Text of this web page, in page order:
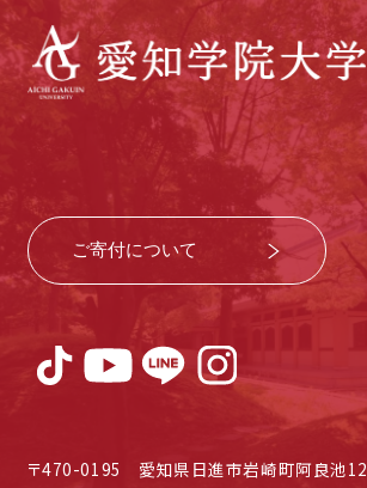
ご寄付について
〒470-0195 愛知県日進市岩崎町阿良池12